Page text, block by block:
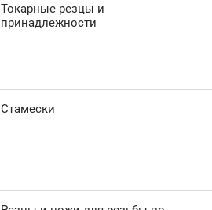
Токарные резцы и
принадлежности
Стамески